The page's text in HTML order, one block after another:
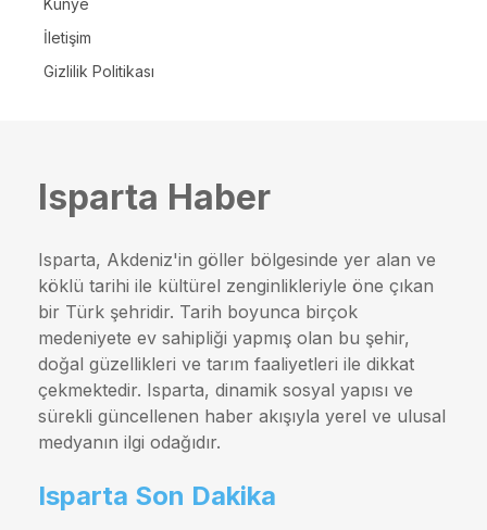
İletişim
Gizlilik Politikası
Isparta Haber
Isparta, Akdeniz'in göller bölgesinde yer alan ve
köklü tarihi ile kültürel zenginlikleriyle öne çıkan
bir Türk şehridir. Tarih boyunca birçok
medeniyete ev sahipliği yapmış olan bu şehir,
doğal güzellikleri ve tarım faaliyetleri ile dikkat
çekmektedir. Isparta, dinamik sosyal yapısı ve
sürekli güncellenen haber akışıyla yerel ve ulusal
medyanın ilgi odağıdır.
Isparta Son Dakika